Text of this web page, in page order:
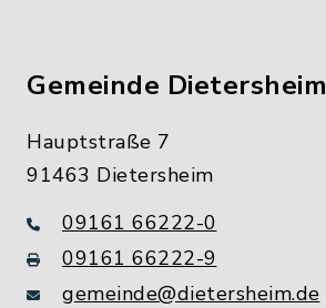
Gemeinde Dietersheim
Hauptstraße 7
91463 Dietersheim
09161 66222-0
09161 66222-9
gemeinde@dietersheim.de